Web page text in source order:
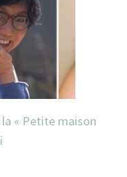
« Petite maison